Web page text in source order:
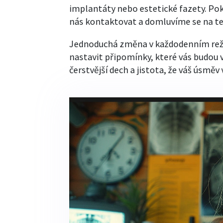
implantáty nebo estetické fazety.
nás kontaktovat a domluvíme se na
Jednoduchá změna v každodenním
nastavit připomínky, které vás
čerstvější dech a jistota, že váš úsměv